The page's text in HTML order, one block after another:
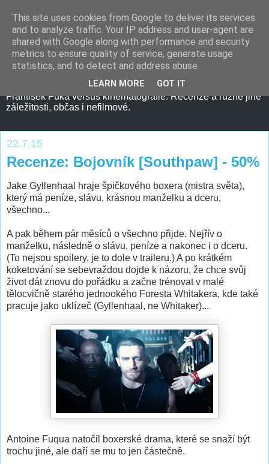
František Fuka versus kinematografie. Recenze a různé jiné
záležitosti, občas i nefilmové.
22.7.15
Recenze: Bojovník [Southpaw] - 50%
Jake Gyllenhaal hraje špičkového boxera (mistra světa),
který má peníze, slávu, krásnou manželku a dceru,
všechno...
A pak během pár měsíců o všechno přijde. Nejřív o
manželku, následně o slávu, peníze a nakonec i o dceru.
(To nejsou spoilery, je to dole v traileru.) A po krátkém
koketování se sebevraždou dojde k názoru, že chce svůj
život dát znovu do pořádku a začne trénovat v malé
tělocvičně starého jednookého Foresta Whitakera, kde také
pracuje jako uklízeč (Gyllenhaal, ne Whitaker)...
Antoine Fuqua natočil boxerské drama, které se snaží být
trochu jiné, ale daří se mu to jen částečně.
This site uses cookies from Google to deliver its services
and to analyze traffic. Your IP address and user-agent are
shared with Google along with performance and security
metrics to ensure quality of service, generate usage
statistics, and to detect and address abuse.
LEARN MORE GOT IT